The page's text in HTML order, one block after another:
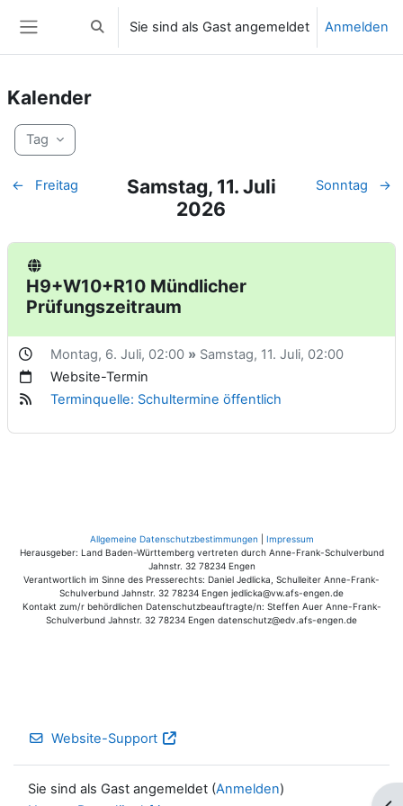
Website-Übersicht
Sucheingabe umschalten
Sie sind als Gast angemeldet Anmelden
Kalender
Tag
← Freitag
Samstag, 11. Juli
2026
Sonntag →
H9+W10+R10 Mündlicher
Prüfungszeitraum
Montag, 6. Juli, 02:00 » Samstag, 11. Juli, 02:00
Website-Termin
Terminquelle: Schultermine öffentlich
Allgemeine Datenschutzbestimmungen
Impressum
Herausgeber: Land Baden-Württemberg vertreten durch Anne-Frank-Schulverbund
Jahnstr. 32 78234 Engen
Verantwortlich im Sinne des Presserechts: Daniel Jedlicka, Schulleiter Anne-Frank-
Schulverbund Jahnstr. 32 78234 Engen jedlicka@vw.afs-engen.de
Kontakt zum/r behördlichen Datenschutzbeauftragte/n: Steffen Auer Anne-Frank-
Schulverbund Jahnstr. 32 78234 Engen datenschutz@edv.afs-engen.de
Website-Support
Sie sind als Gast angemeldet (Anmelden)